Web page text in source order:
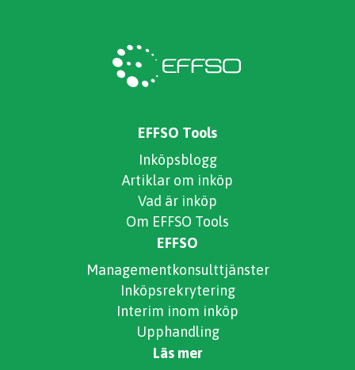
EFFSO Tools
Inköpsblogg
Artiklar om inköp
Vad är inköp
Om EFFSO Tools
EFFSO
Managementkonsulttjänster
Inköpsrekrytering
Interim inom inköp
Upphandling
Läs mer